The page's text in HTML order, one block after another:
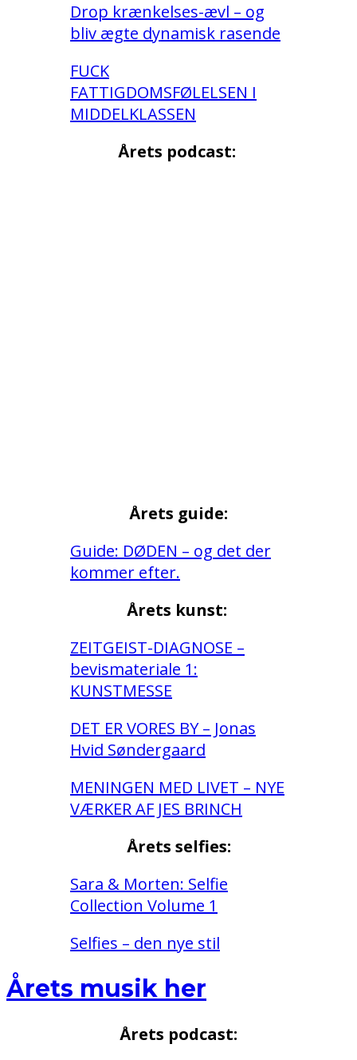
Drop krænkelses-ævl – og
bliv ægte dynamisk rasende
FUCK
FATTIGDOMSFØLELSEN I
MIDDELKLASSEN
Årets podcast:
Årets guide:
Guide: DØDEN – og det der
kommer efter.
Årets kunst:
ZEITGEIST-DIAGNOSE –
bevismateriale 1:
KUNSTMESSE
DET ER VORES BY – Jonas
Hvid Søndergaard
MENINGEN MED LIVET – NYE
VÆRKER AF JES BRINCH
Årets selfies:
Sara & Morten: Selfie
Collection Volume 1
Selfies – den nye stil
Årets musik her
Årets podcast: